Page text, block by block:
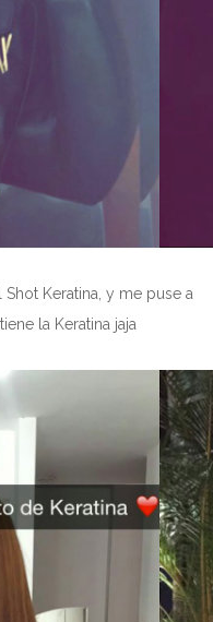
Keratina, y me puse a
la Keratina jaja